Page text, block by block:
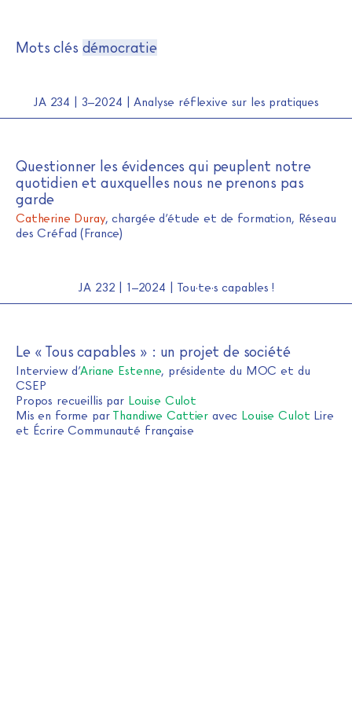
SkipMots clés démocratie
JA 234 | 3–2024 | Analyse réflexive sur les pratiques
Questionner les évidences qui peuplent notre
quotidien et auxquelles nous ne prenons pas
garde
Catherine Duray, chargée d’étude et de formation, Réseau
des Créfad (France)
JA 232 | 1–2024 | Tou·te·s capables !
Le « Tous capables » : un projet de société
Interview d’Ariane Estenne, présidente du MOC et du
CSEP
Propos recueillis par Louise Culot
Mis en forme par Thandiwe Cattier avec Louise Culot Lire
et Écrire Communauté française